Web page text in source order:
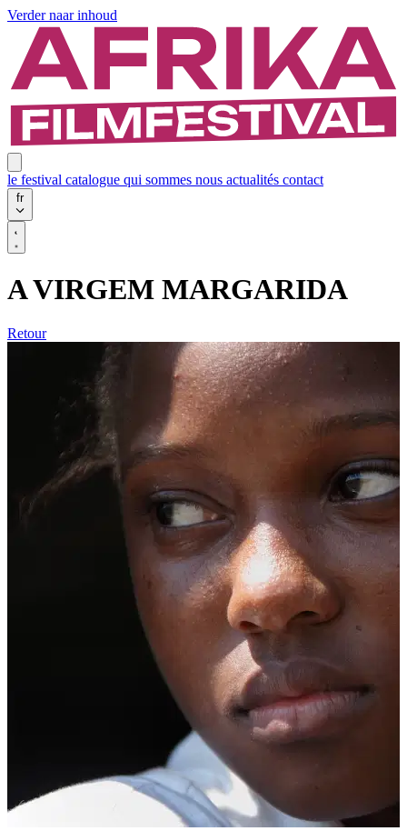
Verder naar inhoud
le festival catalogue qui sommes nous actualités contact
fr
A VIRGEM MARGARIDA
Retour